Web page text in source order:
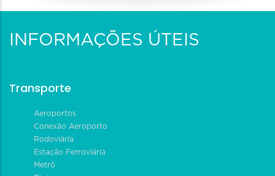
INFORMAÇÕES ÚTEIS
Transporte
Aeroportos
Conexão Aeroporto
Rodoviária
Estação Ferroviária
Metrô